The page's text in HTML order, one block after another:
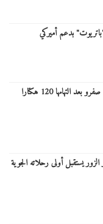
بدعم أميركي
120 هكتارا